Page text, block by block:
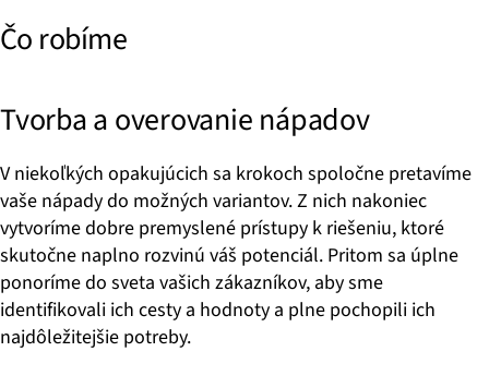
Čo robíme
Tvorba a overovanie nápadov
V niekoľkých opakujúcich sa krokoch spoločne pretavíme
vaše nápady do možných variantov. Z nich nakoniec
vytvoríme dobre premyslené prístupy k riešeniu, ktoré
skutočne naplno rozvinú váš potenciál. Pritom sa úplne
ponoríme do sveta vašich zákazníkov, aby sme
identifikovali ich cesty a hodnoty a plne pochopili ich
najdôležitejšie potreby.